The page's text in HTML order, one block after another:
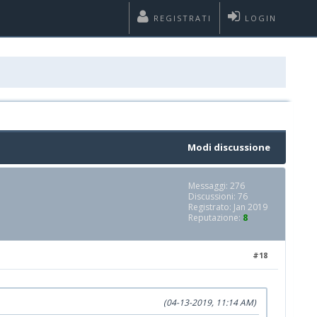
LOGIN
REGISTRATI
Modi discussione
Messaggi: 276
Discussioni: 76
Registrato: Jan 2019
Reputazione: 8
#18
(04-13-2019, 11:14 AM)